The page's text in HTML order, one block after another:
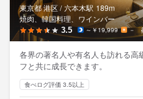
東京都 港区 / 六本木駅 189m
焼肉、韓国料理、ワインバー
3.5 ～￥19,999 －
各界の著名人や有名人も訪れる高
フと共に成長できます。
食べログ評価 3.5以上